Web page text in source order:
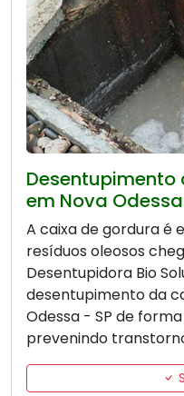
Desentupimento
em Nova Odessa
A caixa de gordura é
resíduos oleosos
Desentupidora Bio
desentupimento da
Odessa - SP de
prevenindo